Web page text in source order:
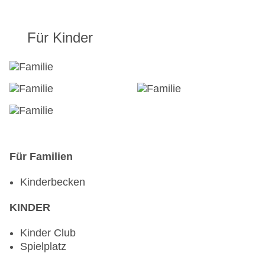
Für Kinder
Für Familien
Kinderbecken
KINDER
Kinder Club
Spielplatz